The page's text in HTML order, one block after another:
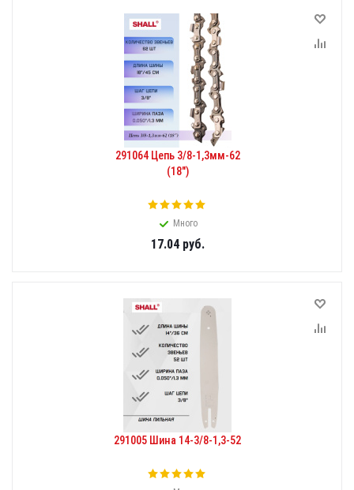
291064 Цепь 3/8-1,3мм-62
(18")
Много
17.04руб.
291005 Шина 14-3/8-1,3-52